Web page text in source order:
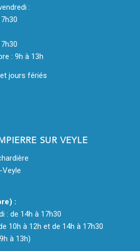
:
: 9h à 13h
jours fériés
SUR VEYLE
:
: de 14h à 17h30
10h à 12h et de 14h à 17h30
à 13h)